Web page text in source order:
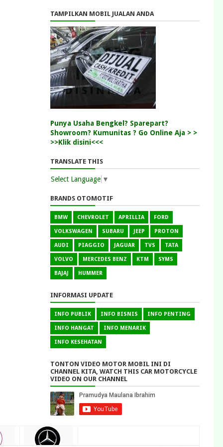
TAMPILKAN MOBIL JUALAN ANDA
Punya Usaha Bengkel? Sparepart?
Showroom? Kumunitas ? Go Online Aja > >
>>Klik disini<<<
TRANSLATE THIS
Select Language ▼
BRANDS OTOMOTIF
BMW CHEVROLET APRILLIA FORD
VOLKSWAGEN SUBARU JEEP PROTON
AUDI PIAGGIO JAGUAR TVS TATA
VOLVO MERCEDES BENZ KTM SYMS
BAJAJ HUMMER
INFORMASI UPDATE
INFO PUBLIK INFO BISNIS INFO PENTING
INFO HANGAT INFO MENARIK
INFO KESEHATAN
TONTON VIDEO MOTOR MOBIL INI DI
CHANNEL KITA, WATCH THIS CAR MOTORCYCLE
VIDEO ON OUR CHANNEL